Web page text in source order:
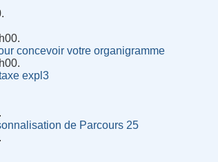
concevoir votre organigramme
expl3
de Parcours 25